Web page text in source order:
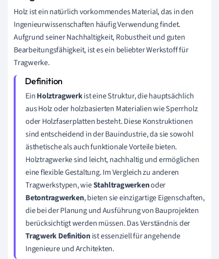
Holz ist ein natürlich vorkommendes Material, das in den
Ingenieurwissenschaften häufig Verwendung findet.
Aufgrund seiner Nachhaltigkeit, Robustheit und guten
Bearbeitungsfähigkeit, ist es ein beliebter Werkstoff für
Tragwerke.
EinHolztragwerkist eine Struktur, die hauptsächlich
aus Holz oder holzbasierten Materialien wie Sperrholz
oder Holzfaserplatten besteht. Diese Konstruktionen
sind entscheidend in der Bauindustrie, da sie sowohl
ästhetische als auch funktionale Vorteile bieten.
Holztragwerke sind leicht, nachhaltig und ermöglichen
eine flexible Gestaltung. Im Vergleich zu anderen
Tragwerkstypen, wieStahltragwerkenoder
Betontragwerken, bieten sie einzigartige Eigenschaften,
die bei der Planung und Ausführung von Bauprojekten
berücksichtigt werden müssen. Das Verständnis der
Tragwerk Definitionist essenziell für angehende
Ingenieure und Architekten.